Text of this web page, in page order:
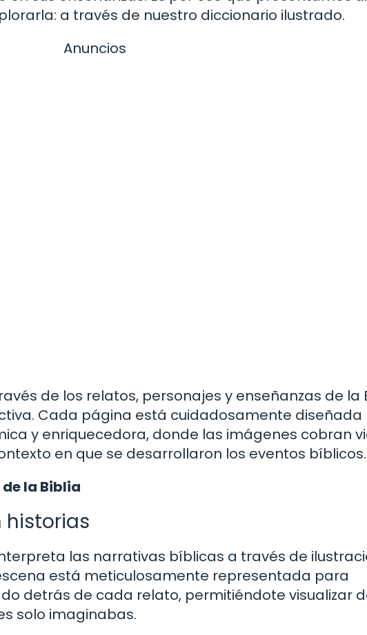
a través de nuestro diccionario ilustrado.
Anuncios
de los relatos, personajes y enseñanzas de la
Cada página está cuidadosamente
y enriquecedora, donde las imágenes cobran
en que se desarrollaron los eventos bíblicos.
la Biblia
historias
las narrativas bíblicas a través de
está meticulosamente representada para
detrás de cada relato, permitiéndote visualizar
solo imaginabas.